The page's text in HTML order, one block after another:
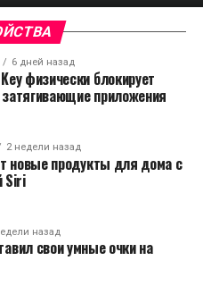
6 дней назад
физически блокирует
приложения
2 недели назад
новые продукты для дома с
Siri
назад
свои умные очки на